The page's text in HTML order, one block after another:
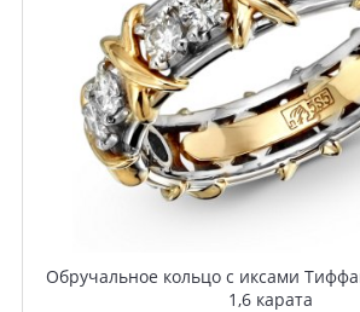
Обручальное кольцо с иксами
1,6 карата